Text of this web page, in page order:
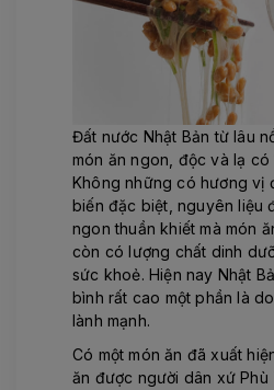
Đất nước Nhật Bản từ lâu
món ăn ngon, độc và lạ có
Không những có hương vị
biến đặc biệt, nguyên liệu
ngon thuần khiết mà món
còn có lượng chất dinh
sức khoẻ. Hiện nay Nhật
bình rất cao một phần là
lành mạnh.
Có một món ăn đã xuất
ăn được người dân xứ Phù